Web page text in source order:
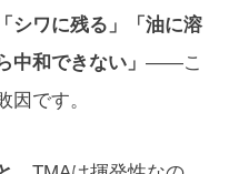
「シワに残る」「油に溶
中和できない」 ——こ
因です。